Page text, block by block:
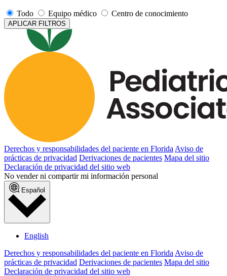
Todo Equipo médico Centro de conocimiento
APLICAR FILTROS
Derechos y responsabilidades del paciente en Florida Aviso de
prácticas de privacidad Derivaciones de pacientes Mapa del sitio
Declaración de privacidad del sitio web
No vender ni compartir mi información personal
Español
English
Derechos y responsabilidades del paciente en Florida Aviso de
prácticas de privacidad Derivaciones de pacientes Mapa del sitio
Declaración de privacidad del sitio web